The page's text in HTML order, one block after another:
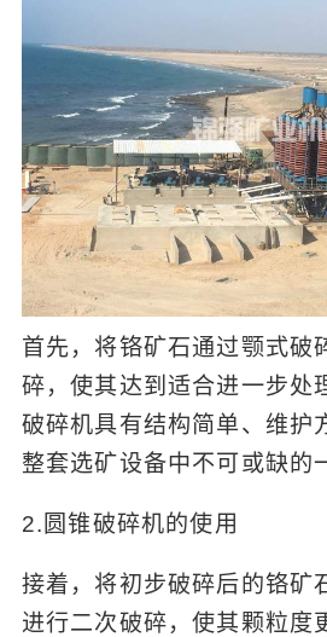
首先，将铬矿石通过颚式破
碎，使其达到适合进一步处
破碎机具有结构简单、维护
整套选矿设备中不可或缺的
2.圆锥破碎机的使用
接着，将初步破碎后的铬矿
进行二次破碎，使其颗粒度